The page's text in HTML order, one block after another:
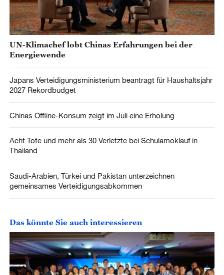
UN-Klimachef lobt Chinas Erfahrungen bei der
Energiewende
Japans Verteidigungsministerium beantragt für Haushaltsjahr
2027 Rekordbudget
Chinas Offline-Konsum zeigt im Juli eine Erholung
Acht Tote und mehr als 30 Verletzte bei Schulamoklauf in
Thailand
Saudi-Arabien, Türkei und Pakistan unterzeichnen
gemeinsames Verteidigungsabkommen
Das könnte Sie auch interessieren